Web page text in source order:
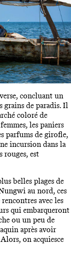
concluant un
grains de paradis. Il
coloré de
les paniers
parfums de girofle,
incursion dans la
rouges, est
belles plages de
au nord, ces
avec les
qui embarqueront
ou un peu de
après avoir
on acquiesce